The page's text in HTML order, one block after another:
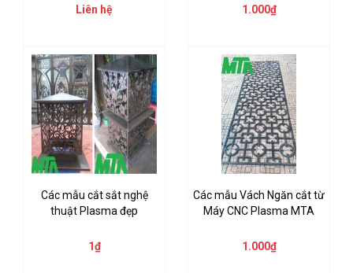
Liên hệ 1.000₫
Các mẫu cắt sắt nghệ
thuật Plasma đẹp
1₫
Các mẫu Vách Ngăn cắt từ
Máy CNC Plasma MTA
1.000₫